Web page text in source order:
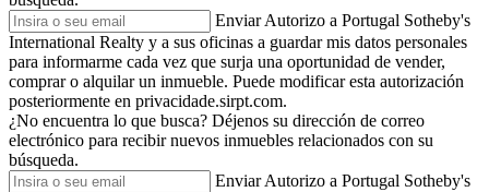
Enviar Autorizo a Portugal Sotheby's
International Realty y a sus oficinas a guardar mis datos personales
para informarme cada vez que surja una oportunidad de vender,
comprar o alquilar un inmueble. Puede modificar esta autorización
posteriormente en privacidade.sirpt.com.
¿No encuentra lo que busca? Déjenos su dirección de correo
electrónico para recibir nuevos inmuebles relacionados con su
búsqueda.
Enviar Autorizo a Portugal Sotheby's